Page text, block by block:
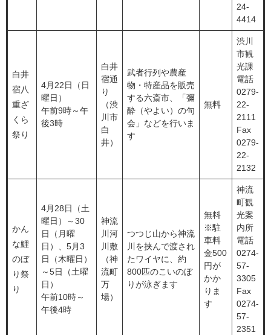
24-
4414
白井
宿八
重ざ
くら
祭り
4月22日（日
曜日）
午前9時～午
後3時
白井
宿通
り
（渋
川市
白
井）
武者行列や農産
物・特産品を販売
する六斎市、「彌
酔（やよい）の句
会」などを行いま
す
無料
渋川
市観
光課
電話
0279-
22-
2111
Fax
0279-
22-
2132
かん
な鯉
のぼ
り祭
り
4月28日（土
曜日）～30
日（月曜
日）、5月3
日（木曜日）
～5日（土曜
日）
午前10時～
午後4時
神流
川河
川敷
（神
流町
万
場）
つつじ山から神流
川を挟んで渡され
たワイヤに、約
800匹のこいのぼ
りが泳ぎます
無料
※駐
車料
金500
円が
かか
りま
す
神流
町観
光案
内所
電話
0274-
57-
3305
Fax
0274-
57-
2351